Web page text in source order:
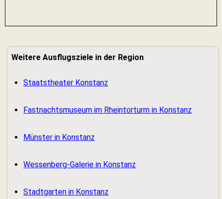
Weitere Ausflugsziele in der Region
Staatstheater Konstanz
Fastnachtsmuseum im Rheintorturm in Konstanz
Münster in Konstanz
Wessenberg-Galerie in Konstanz
Stadtgarten in Konstanz